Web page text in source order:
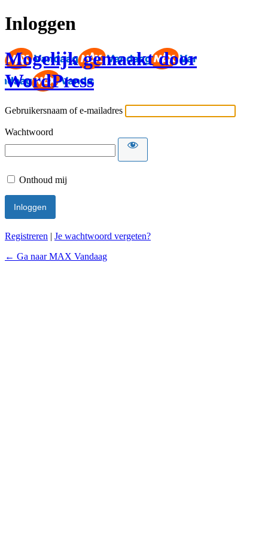
Inloggen
Mogelijk gemaakt door
WordPress
Gebruikersnaam of e-mailadres
Wachtwoord
Onthoud mij
Registreren | Je wachtwoord vergeten?
← Ga naar MAX Vandaag